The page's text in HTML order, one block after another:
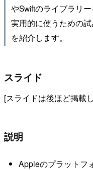
やSwiftのライブラリ
実用的に使うための
を紹介します。
スライド
[スライドは後ほど掲載
説明
Appleのプラットフ